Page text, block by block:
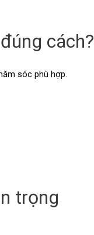
cách?
sóc phù hợp.
trọng